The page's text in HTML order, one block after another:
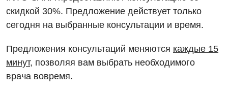
Вакансии
Мероприятия БПР
Диагностика
скидкой 30%. Предложение действует только
сегодня на выбранные консультации и время.
Предложения консультаций меняются каждые 15
минут, позволяя вам выбрать необходимого
врача вовремя.